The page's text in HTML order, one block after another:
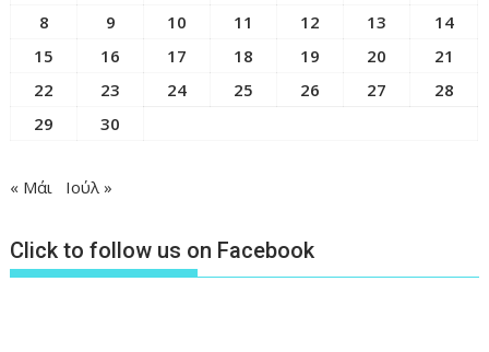
8
9 10 11 12 13
14
15
16 17 18 19 20
21
22
23 24 25 26 27
28
29
30
« Μάι Ιούλ »
Click to follow us on Facebook